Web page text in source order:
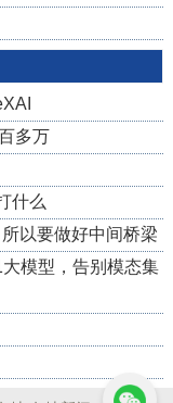
多万
什么
所以要做好中间桥梁
模型，告别模态集